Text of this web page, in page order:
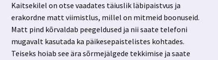
Kaitsekilel on otse vaadates täiuslik läbipaistvus ja
erakordne matt viimistlus, millel on mitmeid boonuseid.
Matt pind kõrvaldab peegeldused ja nii saate telefoni
mugavalt kasutada ka päikesepaistelistes kohtades.
Teiseks hoiab see ära sõrmejälgede tekkimise ja saate